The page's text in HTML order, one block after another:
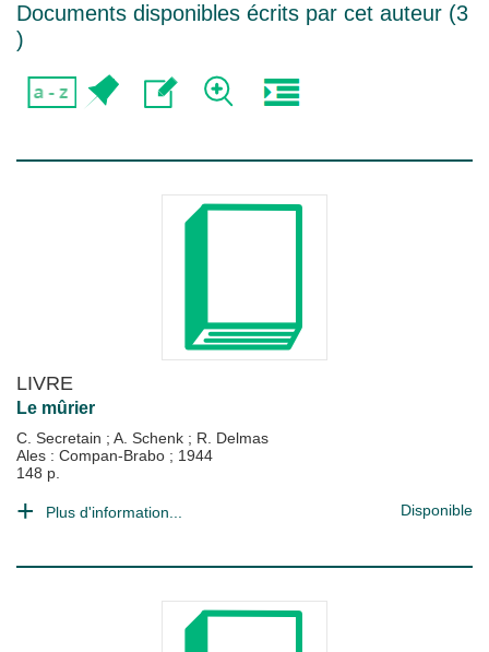
Documents disponibles écrits par cet auteur (3
)
LIVRE
Le mûrier
C. Secretain ; A. Schenk ; R. Delmas
Ales : Compan-Brabo ; 1944
148 p.
Plus d'information... Disponible